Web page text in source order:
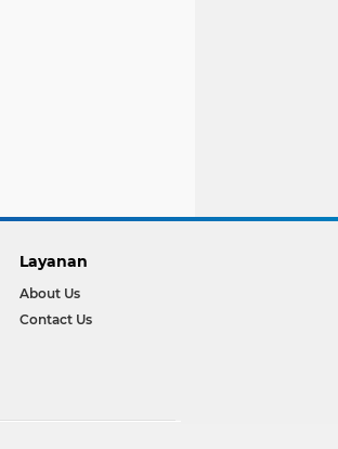
Layanan
About Us
Contact Us